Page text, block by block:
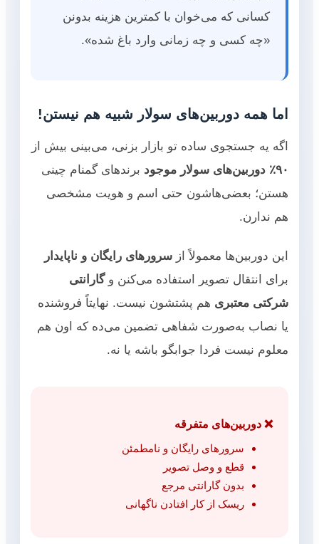
کسانی که می‌خوان با کمترین هزینه بدونن
«چه کسی و چه زمانی وارد باغ شده».
اما همه دوربین‌های سولار شبیه هم نیستن!
اگه یه جستجوی ساده تو بازار بزنی، می‌بینی بیش از
۹۰٪ دوربین‌های سولار موجود
برندهای گمنام چینی
هستن؛ بعضی‌هاشون حتی اسم و هویت مشخصی
هم ندارن.
این دوربین‌ها معمولاً از سرورهای رایگان و ناپایدار
برای انتقال تصویر استفاده می‌کنن وگارانتی
شرکتی معتبری هم پشتشون نیست. نهایتاً فروشنده
یا نصاب به‌صورت شفاهی تضمین می‌ده که اون هم
معلوم نیست فردا جوابگو باشه یا نه.
❌ دوربین‌های متفرقه
سرورهای رایگان و نامطمئن
قطع و وصل تصویر
بدون گارانتی مرجع
ریسک از کار افتادن ناگهانی